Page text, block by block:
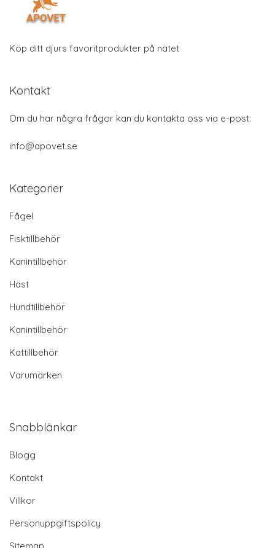
Köp ditt djurs favoritprodukter på nätet
Kontakt
Om du har några frågor kan du kontakta oss via e-post:
info@apovet.se
Kategorier
Fågel
Fisktillbehör
Kanintillbehör
Häst
Hundtillbehör
Kanintillbehör
Kattillbehör
Varumärken
Snabblänkar
Blogg
Kontakt
Villkor
Personuppgiftspolicy